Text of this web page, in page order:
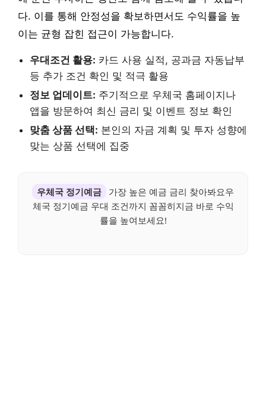
다. 이를 통해 안정성을 확보하면서도 수익률을 높
이는 균형 잡힌 접근이 가능합니다.
우대조건 활용: 카드 사용 실적, 공과금 자동납부
등 추가 조건 확인 및 적극 활용
정보 업데이트: 주기적으로 우체국 홈페이지나
앱을 방문하여 최신 금리 및 이벤트 정보 확인
맞춤 상품 선택: 본인의 자금 계획 및 투자 성향에
맞는 상품 선택에 집중
우체국 정기예금
가장 높은 예금 금리 찾아봐요우
체국 정기예금 우대 조건까지 꼼꼼히지금 바로 수익
률을 높여보세요!